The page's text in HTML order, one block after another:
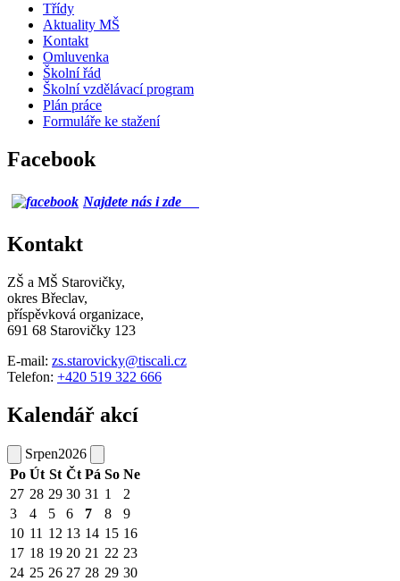
Třídy
Aktuality MŠ
Kontakt
Omluvenka
Školní řád
Školní vzdělávací program
Plán práce
Formuláře ke stažení
Facebook
Najdete nás i zde
Kontakt
ZŠ a MŠ Starovičky,
okres Břeclav,
příspěvková organizace,
691 68 Starovičky 123
E-mail: zs.starovicky@tiscali.cz
Telefon: +420 519 322 666
Kalendář akcí
Srpen2026
Po Út St Čt Pá So Ne
27 28 29 30 31 1
2
3
4 5 6 7 8
9
10 11 12 13 14 15 16
17 18 19 20 21 22 23
24 25 26 27 28 29 30